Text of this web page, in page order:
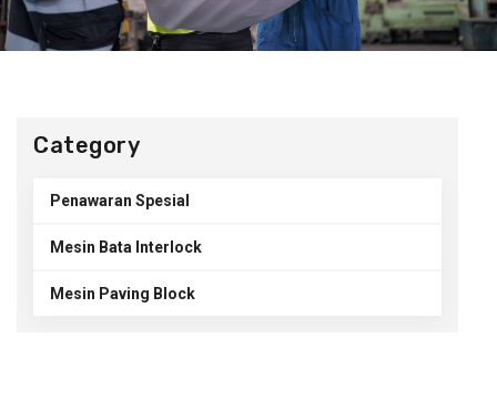
Category
Penawaran Spesial
Mesin Bata Interlock
Mesin Paving Block